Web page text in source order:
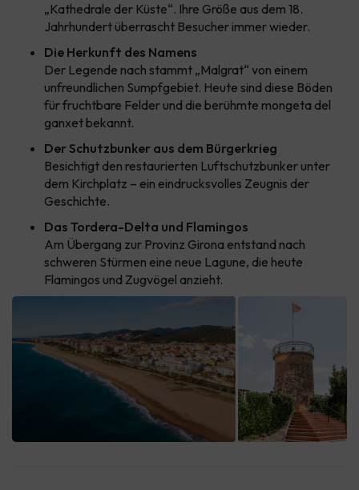
„Kathedrale der Küste“. Ihre Größe aus dem 18.
Jahrhundert überrascht Besucher immer wieder.
Die Herkunft des Namens
Der Legende nach stammt „Malgrat“ von einem
unfreundlichen Sumpfgebiet. Heute sind diese Böden
für fruchtbare Felder und die berühmte mongeta del
ganxet bekannt.
Der Schutzbunker aus dem Bürgerkrieg
Besichtigt den restaurierten Luftschutzbunker unter
dem Kirchplatz – ein eindrucksvolles Zeugnis der
Geschichte.
Das Tordera-Delta und Flamingos
Am Übergang zur Provinz Girona entstand nach
schweren Stürmen eine neue Lagune, die heute
Flamingos und Zugvögel anzieht.